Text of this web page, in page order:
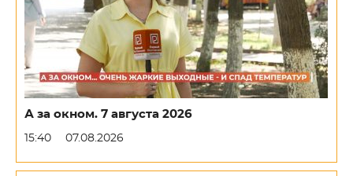
А за окном. 7 августа 2026
15:40 07.08.2026